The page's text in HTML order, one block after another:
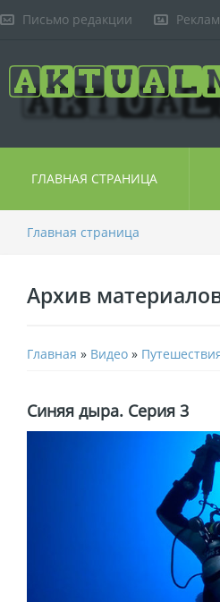
Письмо редакции
ГЛАВНАЯ СТРАНИЦА
Главная страница
Архив
Главная » Видео »
Синяя дыра. Серия 3